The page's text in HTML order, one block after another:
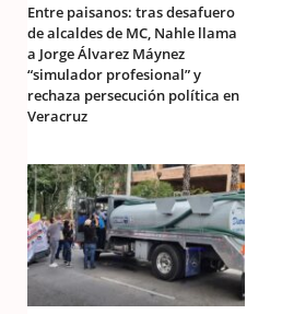
Entre paisanos: tras desafuero
de alcaldes de MC, Nahle llama
a Jorge Álvarez Máynez
“simulador profesional” y
rechaza persecución política en
Veracruz